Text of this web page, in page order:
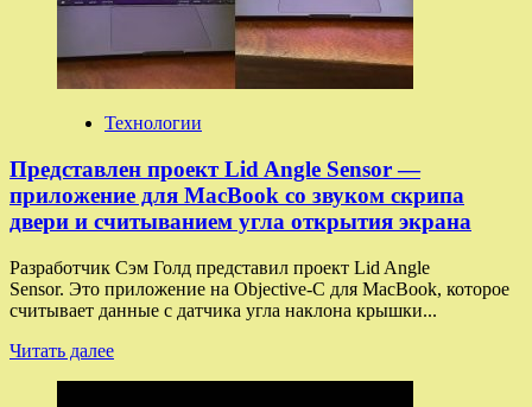
11
классов
Технологии
Представлен проект Lid Angle Sensor —
приложение для MacBook со звуком скрипа
двери и считыванием угла открытия экрана
Разработчик Сэм Голд представил проект Lid Angle
Sensor. Это приложение на Objective-C для MacBook, которое
считывает данные с датчика угла наклона крышки...
Читать далееПрочитать